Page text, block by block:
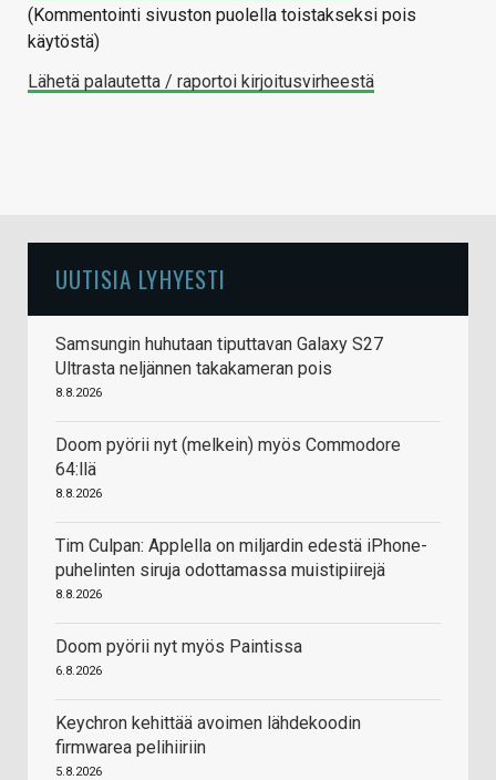
(Kommentointi sivuston puolella toistakseksi pois
käytöstä)
Lähetä palautetta / raportoi kirjoitusvirheestä
UUTISIA LYHYESTI
Samsungin huhutaan tiputtavan Galaxy S27
Ultrasta neljännen takakameran pois
8.8.2026
Doom pyörii nyt (melkein) myös Commodore
64:llä
8.8.2026
Tim Culpan: Applella on miljardin edestä iPhone-
puhelinten siruja odottamassa muistipiirejä
8.8.2026
Doom pyörii nyt myös Paintissa
6.8.2026
Keychron kehittää avoimen lähdekoodin
firmwarea pelihiiriin
5.8.2026